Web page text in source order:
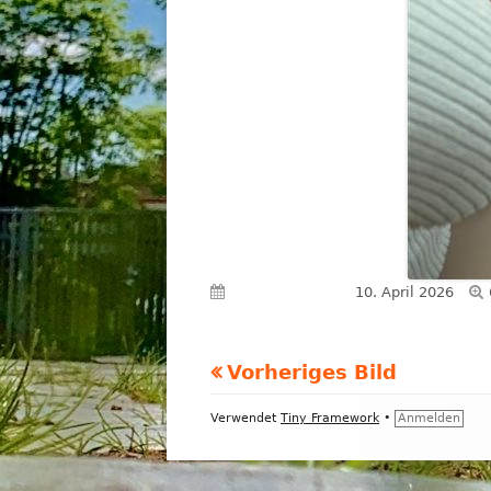
10. April 2026
Vorheriges Bild
Footer
Verwendet Tiny Framework • Anmelden